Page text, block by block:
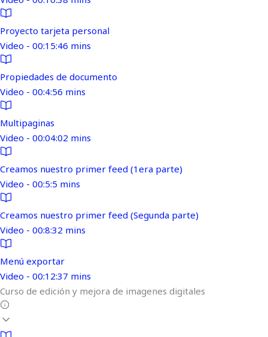
Proyecto tarjeta personal
Video - 00:15:46 mins
Propiedades de documento
Video - 00:4:56 mins
Multipaginas
Video - 00:04:02 mins
Creamos nuestro primer feed (1era parte)
Video - 00:5:5 mins
Creamos nuestro primer feed (Segunda parte)
Video - 00:8:32 mins
Menú exportar
Video - 00:12:37 mins
Curso de edición y mejora de imagenes digitales